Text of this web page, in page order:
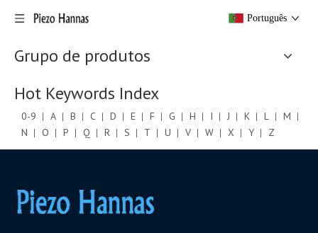
Português
Grupo de produtos
Hot Keywords Index
0-9 A B C D E F G H I J K L
M
N
O P Q R S T U V W X Y Z